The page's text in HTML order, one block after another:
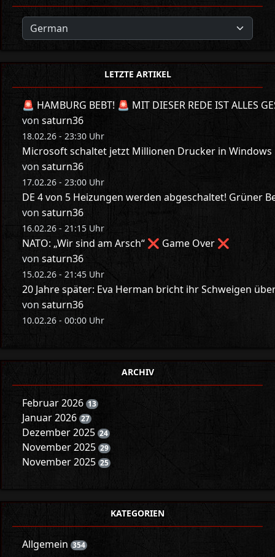
LETZTE ARTIKEL
🚨 HAMBURG BEBT! 🚨 MIT DIESER REDE IST ALLES
von saturn36
18.02.26 - 23:30 Uhr
Microsoft schaltet jetzt Millionen Drucker in Windows
von saturn36
17.02.26 - 23:00 Uhr
DE 4 von 5 Heizungen werden abgeschaltet! Grüner
von saturn36
16.02.26 - 21:15 Uhr
NATO: „Wir sind am Arsch“ ❌ Game Over ❌
von saturn36
15.02.26 - 21:45 Uhr
20 Jahre später: Eva Herman bricht ihr Schweigen
von saturn36
10.02.26 - 00:00 Uhr
ARCHIV
Februar 2026 13
Januar 2026 27
Dezember 2025 24
November 2025 29
November 2025 25
KATEGORIEN
Allgemein 354